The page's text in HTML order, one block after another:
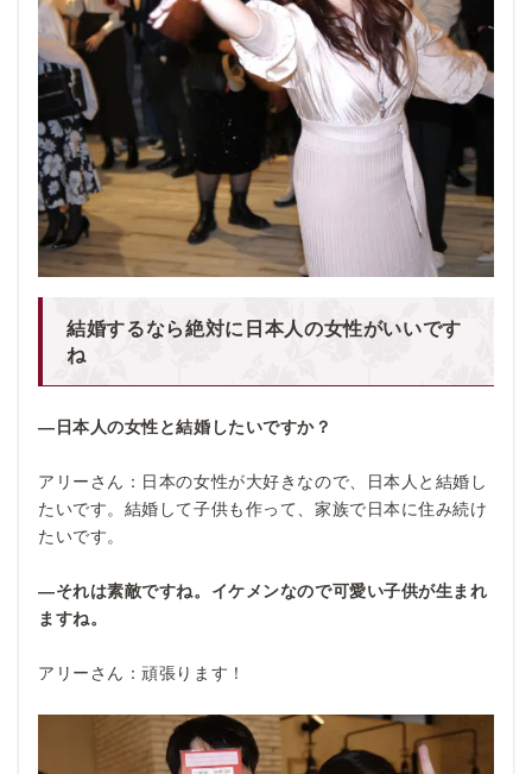
結婚するなら絶対に日本人の女性がいいです
ね
―日本人の女性と結婚したいですか？
アリーさん：日本の女性が大好きなので、日本人と結婚し
たいです。結婚して子供も作って、家族で日本に住み続け
たいです。
―それは素敵ですね。イケメンなので可愛い子供が生まれ
ますね。
アリーさん：頑張ります！